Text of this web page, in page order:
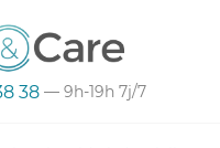
38 — 9h-19h 7j/7